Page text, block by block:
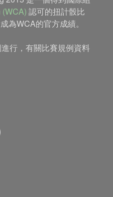
認可的扭計骰比
為WCA的官方成績。
行，有關比賽規例資料